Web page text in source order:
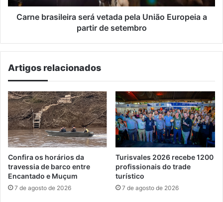
partir
Carne brasileira será vetada pela União Europeia a
partir de setembro
Artigos relacionados
Confira os horários da
travessia de barco entre
Encantado e Muçum
7 de agosto de 2026
Turisvales 2026 recebe 1200
profissionais do trade
turístico
7 de agosto de 2026